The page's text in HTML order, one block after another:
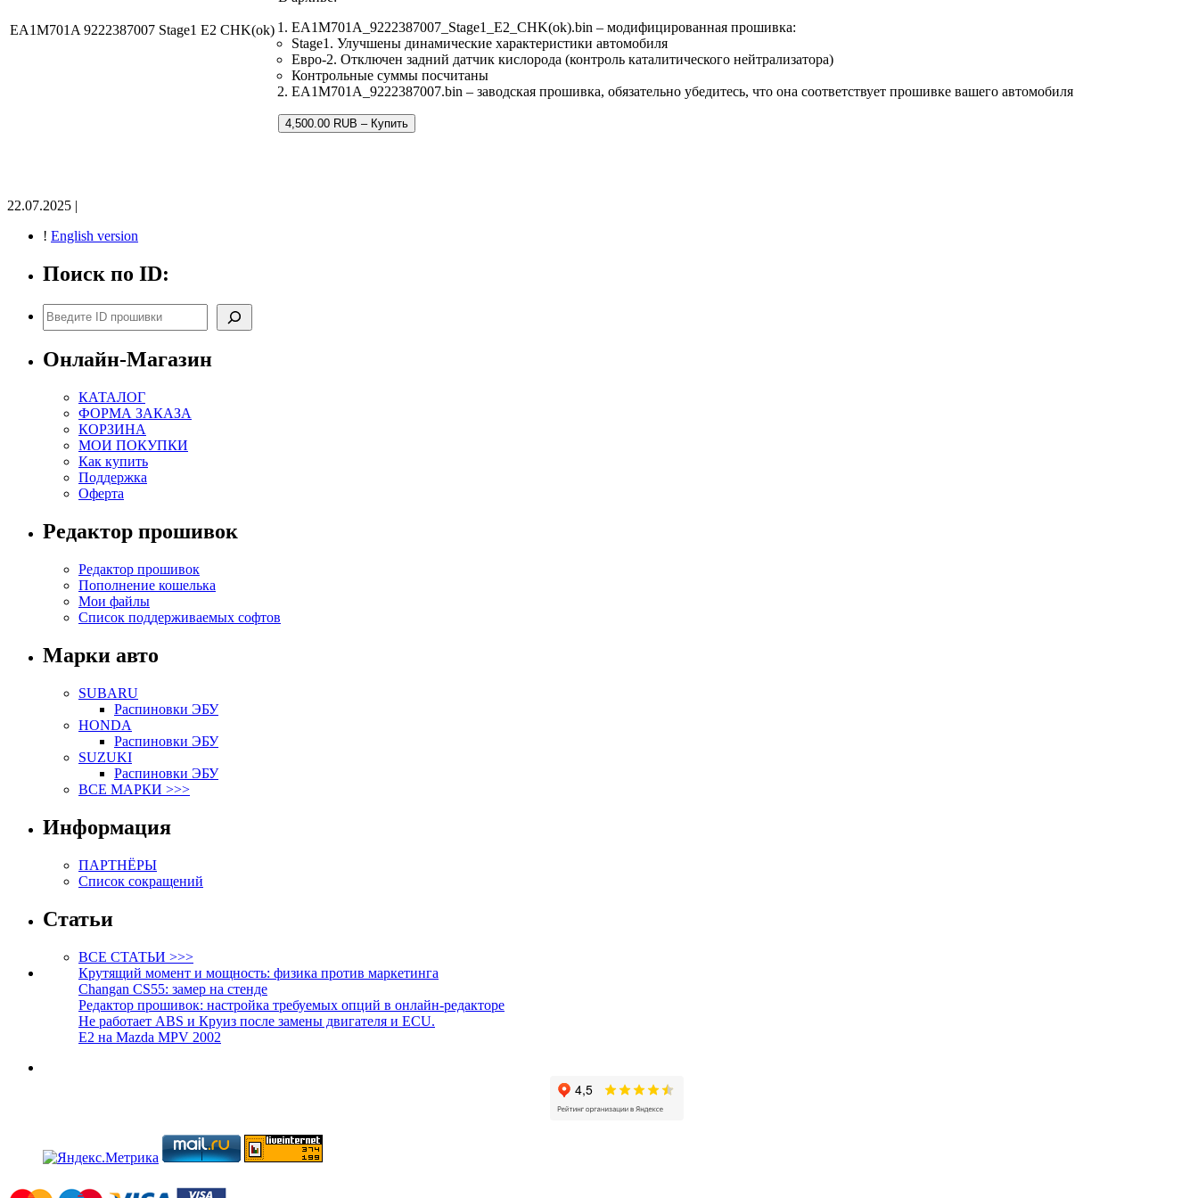
EA1M701A 9222387007 Stage1 E2 CHK(ok)
EA1M701A_9222387007_Stage1_E2_CHK(ok).bin – модифицированная прошивка:
Stage1. Улучшены динамические характеристики автомобиля
Евро-2. Отключен задний датчик кислорода (контроль каталитического нейтрализатора)
Контрольные суммы посчитаны
EA1M701A_9222387007.bin – заводская прошивка, обязательно убедитесь, что она соответствует прошивке вашего автомобиля
4,500.00 RUB – Купить
22.07.2025 |
! English version
Поиск по ID:
Поиск
Онлайн-Магазин
КАТАЛОГ
ФОРМА ЗАКАЗА
КОРЗИНА
МОИ ПОКУПКИ
Как купить
Поддержка
Оферта
Редактор прошивок
Редактор прошивок
Пополнение кошелька
Мои файлы
Список поддерживаемых софтов
Марки авто
SUBARU
Распиновки ЭБУ
HONDA
Распиновки ЭБУ
SUZUKI
Распиновки ЭБУ
ВСЕ МАРКИ >>>
Информация
ПАРТНЁРЫ
Список сокращений
Статьи
ВСЕ СТАТЬИ >>>
Крутящий момент и мощность: физика против маркетинга
Changan CS55: замер на стенде
Редактор прошивок: настройка требуемых опций в онлайн-редакторе
Не работает ABS и Круиз после замены двигателя и ECU.
E2 на Mazda MPV 2002